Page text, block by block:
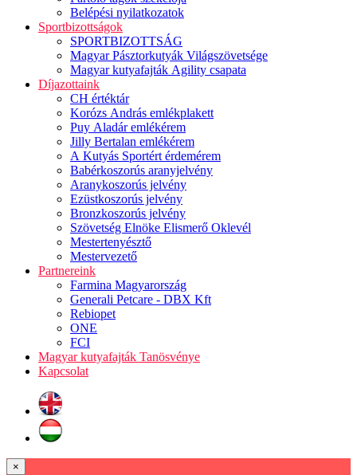
Belépési nyilatkozatok
Sportbizottságok
SPORTBIZOTTSÁG
Magyar Pásztorkutyák Világszövetsége
Magyar kutyafajták Agility csapata
Díjazottaink
CH értéktár
Korózs András emlékplakett
Puy Aladár emlékérem
Jilly Bertalan emlékérem
A Kutyás Sportért érdemérem
Babérkoszorús aranyjelvény
Aranykoszorús jelvény
Ezüstkoszorús jelvény
Bronzkoszorús jelvény
Szövetség Elnöke Elismerő Oklevél
Mestertenyésztő
Mestervezető
Partnereink
Farmina Magyarország
Generali Petcare - DBX Kft
Rebiopet
ONE
FCI
Magyar kutyafajták Tanösvénye
Kapcsolat
×